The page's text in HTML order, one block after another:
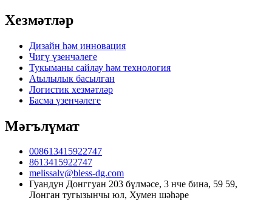
Хезмәтләр
Дизайн һәм инновация
Чигү үзенчәлеге
Тукыманы сайлау һәм технология
Atылылык басылган
Логистик хезмәтләр
Басма үзенчәлеге
Мәгълүмат
008613415922747
8613415922747
melissalv@bless-dg.com
Гуандун Донггуан 203 бүлмәсе, 3 нче бина, 59 59,
Лонган тугызынчы юл, Хумен шәһәре